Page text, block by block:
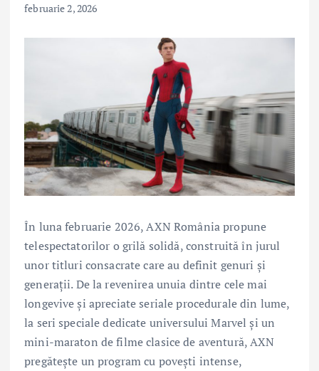
februarie 2, 2026
În luna februarie 2026, AXN România propune
telespectatorilor o grilă solidă, construită în jurul
unor titluri consacrate care au definit genuri și
generații. De la revenirea unuia dintre cele mai
longevive și apreciate seriale procedurale din lume,
la seri speciale dedicate universului Marvel și un
mini-maraton de filme clasice de aventură, AXN
pregătește un program cu povești intense,